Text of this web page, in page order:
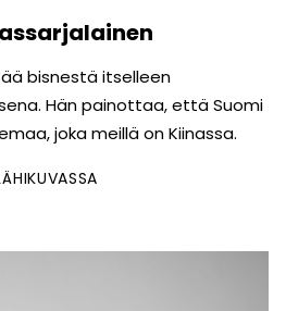
bisnestä itselleen
Hän painottaa, että Suomi
joka meillä on Kiinassa.